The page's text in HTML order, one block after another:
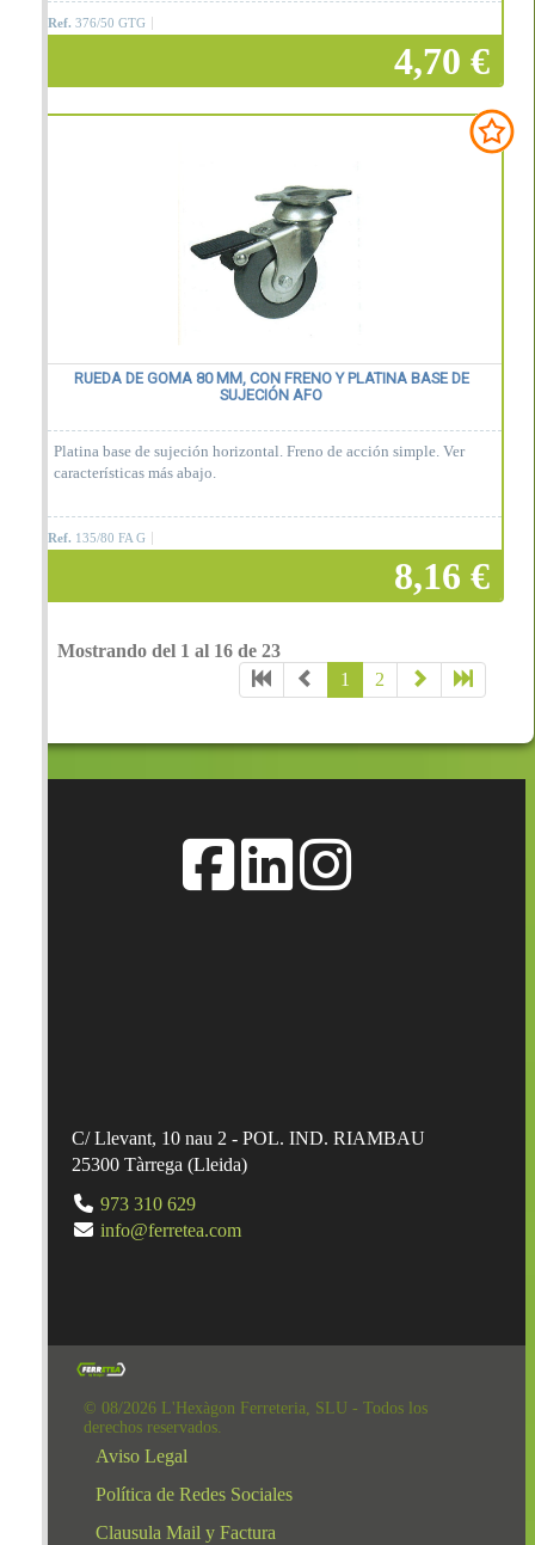
Ref. 376/50 GTG
4,70 €
RUEDA DE GOMA 80 MM, CON FRENO Y PLATINA BASE DE
SUJECIÓN AFO
Platina base de sujeción horizontal. Freno de acción simple. Ver
características más abajo.
Ref. 135/80 FA G
8,16 €
Añadir a la cesta
Mostrando del 1 al 16 de 23
1
2
C/ Llevant, 10 nau 2 - POL. IND. RIAMBAU
25300 Tàrrega (Lleida)
973 310 629
info@ferretea.com
© 08/2026 L'Hexàgon Ferreteria, SLU - Todos los
derechos reservados.
Aviso Legal
Política de Redes Sociales
Clausula Mail y Factura